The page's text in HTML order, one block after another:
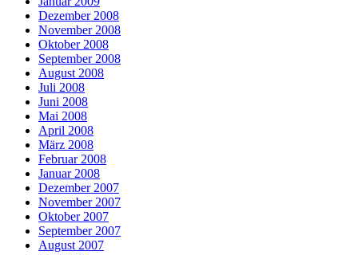
Dezember 2008
November 2008
Oktober 2008
September 2008
August 2008
Juli 2008
Juni 2008
Mai 2008
April 2008
März 2008
Februar 2008
Januar 2008
Dezember 2007
November 2007
Oktober 2007
September 2007
August 2007